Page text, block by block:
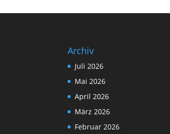
Archiv
Juli 2026
Mai 2026
April 2026
März 2026
Februar 2026